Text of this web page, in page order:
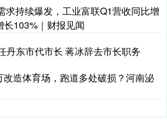
求持续爆发，工业富联Q1营收同比增
103%｜财报见闻
丹东市代市长 蒋冰辞去市长职务
造体育场，跑道多处破损？河南泌